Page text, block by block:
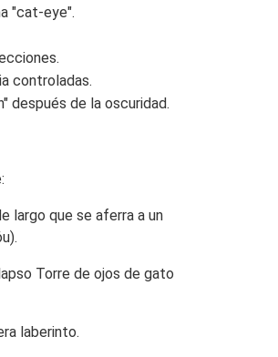
"cat-eye".
controladas.
después de la oscuridad.
largo que se aferra a un
Torre de ojos de gato
laberinto.